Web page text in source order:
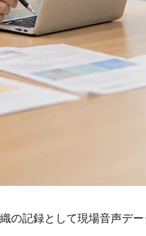
記録として現場音声デー